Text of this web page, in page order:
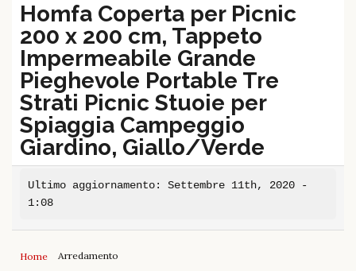
Homfa Coperta per Picnic
200 x 200 cm, Tappeto
Impermeabile Grande
Pieghevole Portable Tre
Strati Picnic Stuoie per
Spiaggia Campeggio
Giardino, Giallo/Verde
Ultimo aggiornamento: Settembre 11th, 2020 -
1:08
Home Arredamento